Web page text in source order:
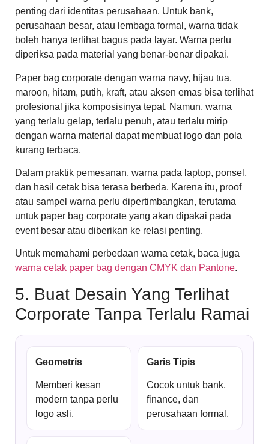
penting dari identitas perusahaan. Untuk bank,
perusahaan besar, atau lembaga formal, warna tidak
boleh hanya terlihat bagus pada layar. Warna perlu
diperiksa pada material yang benar-benar dipakai.
Paper bag corporate dengan warna navy, hijau tua,
maroon, hitam, putih, kraft, atau aksen emas bisa terlihat
profesional jika komposisinya tepat. Namun, warna
yang terlalu gelap, terlalu penuh, atau terlalu mirip
dengan warna material dapat membuat logo dan pola
kurang terbaca.
Dalam praktik pemesanan, warna pada laptop, ponsel,
dan hasil cetak bisa terasa berbeda. Karena itu, proof
atau sampel warna perlu dipertimbangkan, terutama
untuk paper bag corporate yang akan dipakai pada
event besar atau diberikan ke relasi penting.
Untuk memahami perbedaan warna cetak, baca juga
warna cetak paper bag dengan CMYK dan Pantone.
5. Buat Desain Yang Terlihat
Corporate Tanpa Terlalu Ramai
Geometris
Memberi kesan
modern tanpa perlu
logo asli.
Garis Tipis
Cocok untuk bank,
finance, dan
perusahaan formal.